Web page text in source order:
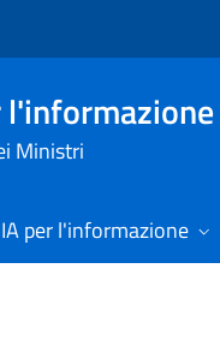
Ministri
per l'informazione